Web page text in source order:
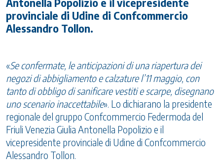
Antonella Popolizio e il vicepresidente
provinciale di Udine di Confcommercio
Alessandro Tollon.
«Se confermate, le anticipazioni di una riapertura dei
negozi di abbigliamento e calzature l’11 maggio, con
tanto di obbligo di sanificare vestiti e scarpe, disegnano
uno scenario inaccettabile». Lo dichiarano la presidente
regionale del gruppo Confcommercio Federmoda del
Friuli Venezia Giulia Antonella Popolizio e il
vicepresidente provinciale di Udine di Confcommercio
Alessandro Tollon.